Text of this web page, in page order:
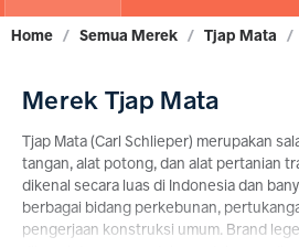
Home / Semua Merek / Tjap Mata /
Merek Tjap Mata
Tjap Mata (Carl Schlieper) merupakan
tangan, alat potong, dan alat pertanian
dikenal secara luas di Indonesia dan
berbagai bidang perkebunan,
pengerjaan konstruksi umum. Brand